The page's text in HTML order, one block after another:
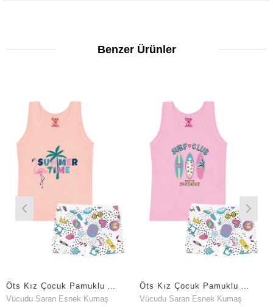
Benzer Ürünler
Öts Kız Çocuk Pamuklu Atlet Somon Surf Günlük Rahat Kesim (8532-SOM)
Esnek Kumaş
Öts Kız Çocuk Pamuklu Atlet Pembe Surf Ergonomik Tasarım (8532-PEM)
Vücudu Saran Esnek Kumaş
Vücudu